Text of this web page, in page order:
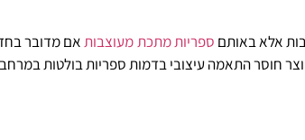
אלא באותם ספריות מתכת מעוצבותאם מדובר
חוסר התאמה עיצובי בדמות ספריות בולטות